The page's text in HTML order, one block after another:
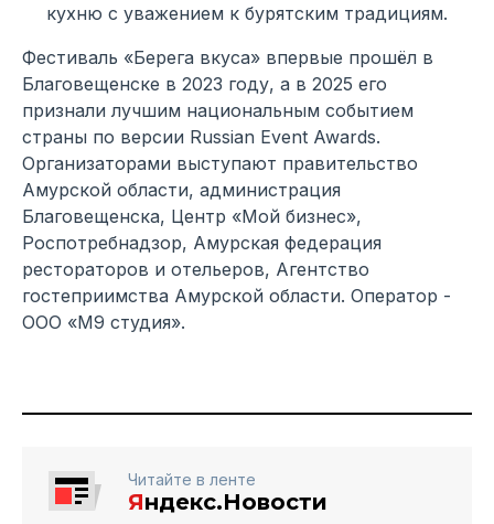
кухню с уважением к бурятским традициям.
Фестиваль «Берега вкуса» впервые прошёл в
Благовещенске в 2023 году, а в 2025 его
признали лучшим национальным событием
страны по версии Russian Event Awards.
Организаторами выступают правительство
Амурской области, администрация
Благовещенска, Центр «Мой бизнес»,
Роспотребнадзор, Амурская федерация
рестораторов и отельеров, Агентство
гостеприимства Амурской области. Оператор -
ООО «М9 студия».
Читайте в ленте
Яндекс.Новости